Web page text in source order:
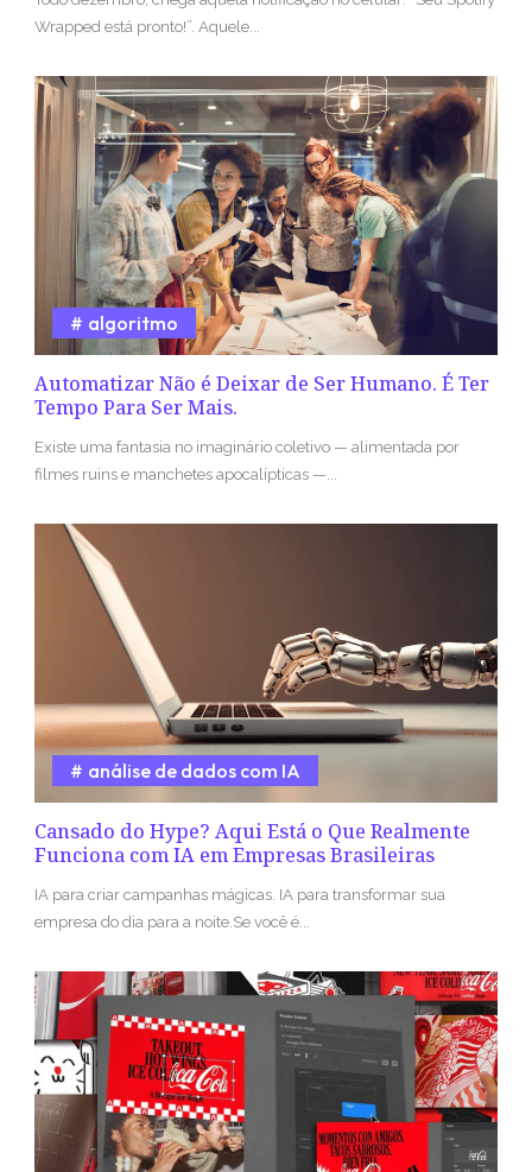
Wrapped está pronto!”. Aquele...
Automatizar Não é Deixar de Ser Humano. É Ter
Tempo Para Ser Mais.
algoritmo
Existe uma fantasia no imaginário coletivo — alimentada por
filmes ruins e manchetes apocalípticas —...
Cansado do Hype? Aqui Está o Que Realmente
Funciona com IA em Empresas Brasileiras
análise de dados com IA
IA para criar campanhas mágicas. IA para transformar sua
empresa do dia para a noite.Se você é...